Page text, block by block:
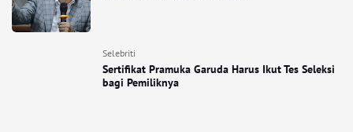
Selebriti
Sertifikat Pramuka Garuda Harus Ikut Tes Seleksi
bagi Pemiliknya